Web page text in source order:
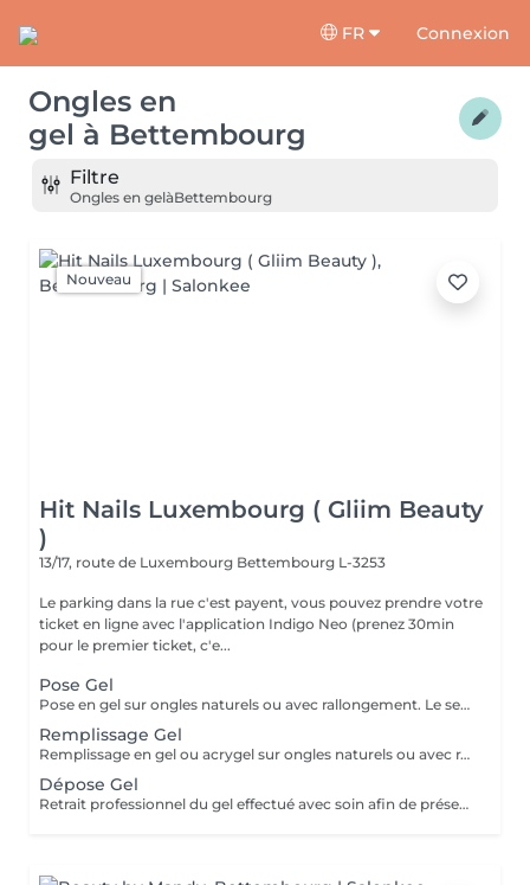
FR Connexion
Ongles en
gel à Bettembourg
Filtre
Ongles en gelàBettembourg
Nouveau
Hit Nails Luxembourg ( Gliim Beauty
)
13/17, route de Luxembourg Bettembourg L-3253
Le parking dans la rue c'est payent, vous pouvez prendre votre
ticket en ligne avec l'application Indigo Neo (prenez 30min
pour le premier ticket, c'e...
Pose Gel
Pose en gel sur ongles naturels ou avec rallongement. Le service comprend la manucure russe, la construction complète en gel, l'architecture adaptée à l'ongle et une finition lisse et résistante.
Remplissage Gel
Remplissage en gel ou acrygel sur ongles naturels ou avec rallongement existant. Le service comprend la manucure russe, la correction de l'architecture, le renforcement de la structure en gel et une finition lisse, uniforme et résistante.
Dépose Gel
Retrait professionnel du gel effectué avec soin afin de préserver l'ongle naturel. Le service comprend la manucure russe, la mise en forme de l'ongle et une pose de vernis traditionnel transparent, pour une finition propre, soignée et naturelle.